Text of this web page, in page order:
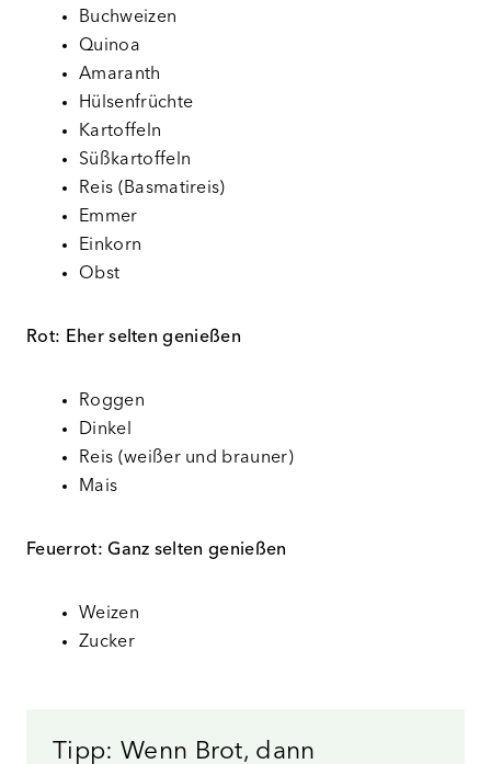
Buchweizen
Quinoa
Amaranth
Hülsenfrüchte
Kartoffeln
Süßkartoffeln
Reis (Basmatireis)
Emmer
Einkorn
Obst
Rot: Eher selten genießen
Roggen
Dinkel
Reis (weißer und brauner)
Mais
Feuerrot: Ganz selten genießen
Weizen
Zucker
Tipp: Wenn Brot, dann